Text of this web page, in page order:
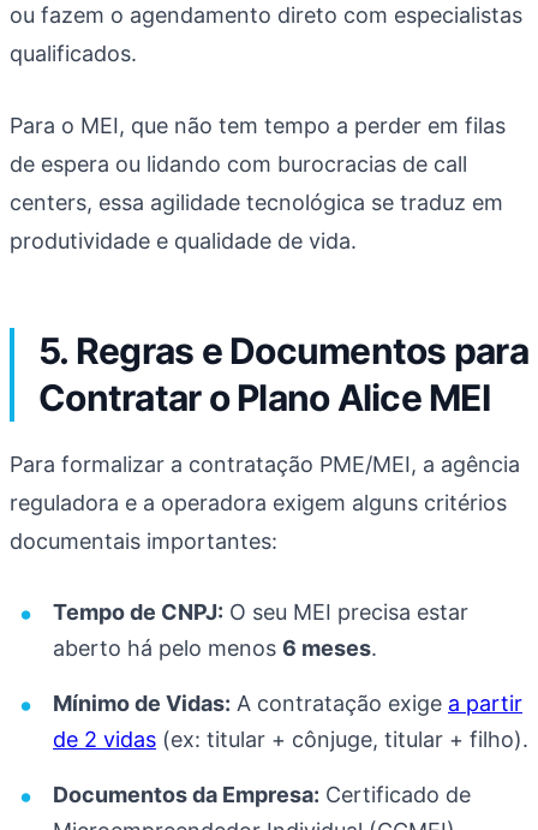
ou fazem o agendamento direto com especialistas
qualificados.
Para o MEI, que não tem tempo a perder em filas
de espera ou lidando com burocracias de call
centers, essa agilidade tecnológica se traduz em
produtividade e qualidade de vida.
5. Regras e Documentos para
Contratar o Plano Alice MEI
Para formalizar a contratação PME/MEI, a agência
reguladora e a operadora exigem alguns critérios
documentais importantes:
Tempo de CNPJ: O seu MEI precisa estar
aberto há pelo menos 6 meses.
Mínimo de Vidas: A contratação exige a partir
de 2 vidas (ex: titular + cônjuge, titular + filho).
Documentos da Empresa: Certificado de